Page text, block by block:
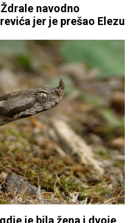
Ždrale navodno
jer je prešao Elezu
je bila žena i dvoje